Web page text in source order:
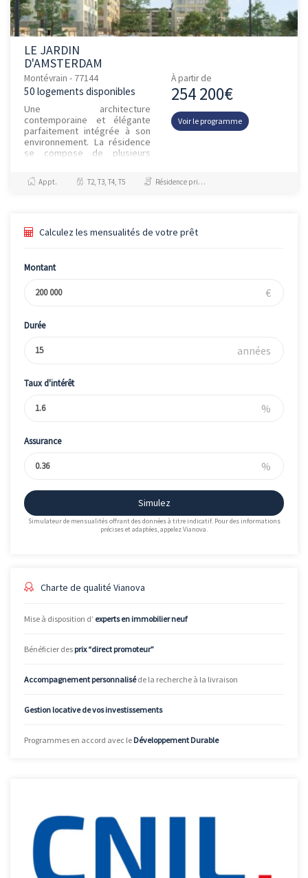
LE JARDIN
D'AMSTERDAM
Montévrain - 77144
50 logements disponibles
Une architecture
contemporaine et élégante
parfaitement intégrée à son
environnement. La résidence
se compose de plusieurs
modernes et raffinées. Ils sont
séparés par de...
À partir de
254 200€
Voir le programme
Appt. T2, T3, T4, T5 Résidence principale / PTZ
Calculez les mensualités de votre prêt
Montant
€
Durée
années
Taux d'intérêt
%
Assurance
%
Simulez
Simulateur de mensualités offrant des données à titre indicatif. Pour des informations
précises et adaptées, appelez Vianova.
Charte de qualité Vianova
Mise à disposition d’ experts en immobilier neuf
Bénéficier des prix “direct promoteur”
Accompagnement personnaliséde la recherche à la livraison
Gestion locative de vos investissements
Programmes en accord avec le Développement Durable